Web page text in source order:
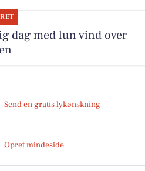
dag med lun vind over
Send en gratis lykønskning
Opret mindeside